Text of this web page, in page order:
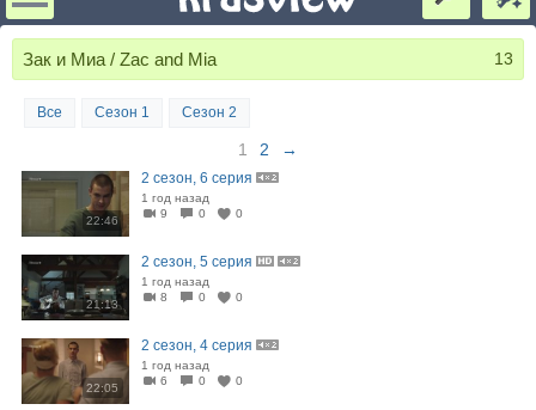
Зак и Миа / Zac and Mia 13
Все Сезон 1 Сезон 2
1 2 →
22:46
2 сезон, 6 серия
1 год назад
9
0 0
21:13
2 сезон, 5 серия
1 год назад
8
0 0
22:05
2 сезон, 4 серия
1 год назад
6
0 0